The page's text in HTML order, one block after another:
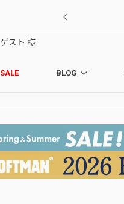
SALE BLOG
ゲスト 様